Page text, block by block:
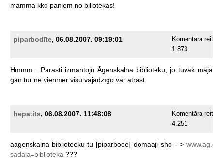
mamma kko panjem no biliotekas!
piparbodīte, 06.08.2007. 09:19:01
Komentāra
1.873
Hmmm... Parasti izmantoju Āgenskalna bibliotēku, jo tuvāk
gan tur ne vienmēr visu vajadzīgo var atrast.
hepatits, 06.08.2007. 11:48:08
Komentāra
4.251
aagenskalna biblioteeku tu [piparbode] domaaji sho -->
sadala=biblioteka ???